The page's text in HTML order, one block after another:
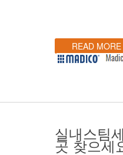
READ MORE
실내스팀
곳 찾으세